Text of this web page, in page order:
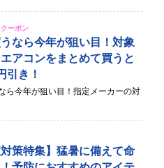
クーポン
なら今年が狙い目！対象
アコンをまとめて買うと
引き！
ら今年が狙い目！指定メーカーの対
対策特集】猛暑に備えて命